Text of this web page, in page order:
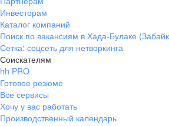
Инвесторам
Каталог компаний
Поиск по вакансиям в Хада-Булаке
Сетка: соцсеть для нетворкинга
Соискателям
hh PRO
Готовое резюме
Все сервисы
Хочу у вас работать
Производственный календарь